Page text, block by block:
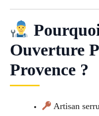
Ouverture
Provence ?
Artisan